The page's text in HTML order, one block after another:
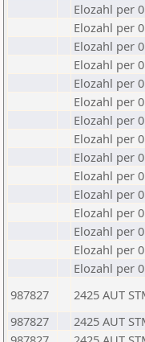
Elozahl per
Elozahl per
Elozahl per
Elozahl per
Elozahl per
Elozahl per
Elozahl per
Elozahl per
Elozahl per
Elozahl per
Elozahl per
Elozahl per
Elozahl per
Elozahl per
Elozahl per
987827
2425 AUT
987827
2425 AUT